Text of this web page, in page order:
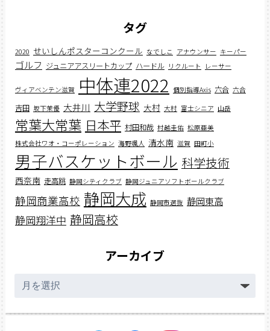
タグ
2020 せいしんポスターコンクール なでしこ アナウンサー キーパー
ゴルフ ジュニアアスリートカップ ハードル リクルート レーサー
ヴィアベンテン滋賀 中体連2022 個別指導Axis 六合 六合
吉田 坂下茉優 大井川 大学野球 大村 大村 富士シニア 山岳
常葉大常葉 日本平 村田和哉 村越圭佑 松原亜美
株式会社ワオ・コーポレーション 海野颯人 清水南 滋賀 田町小
男子バスケットボール 科学技術
西奈南 走高跳 静岡シティクラブ 静岡ジュニアソフトボールクラブ
静岡商業高校 静岡大成 静岡市選抜 静岡東高
静岡翔洋中 静岡高校
アーカイブ
ー